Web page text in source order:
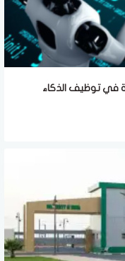
في توظيف الذكاء